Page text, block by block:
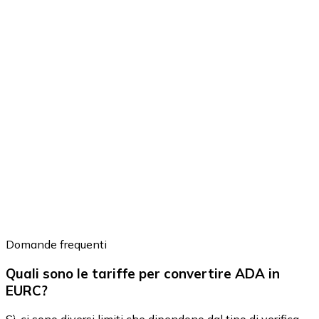
Domande frequenti
Quali sono le tariffe per convertire ADA in
EURC?